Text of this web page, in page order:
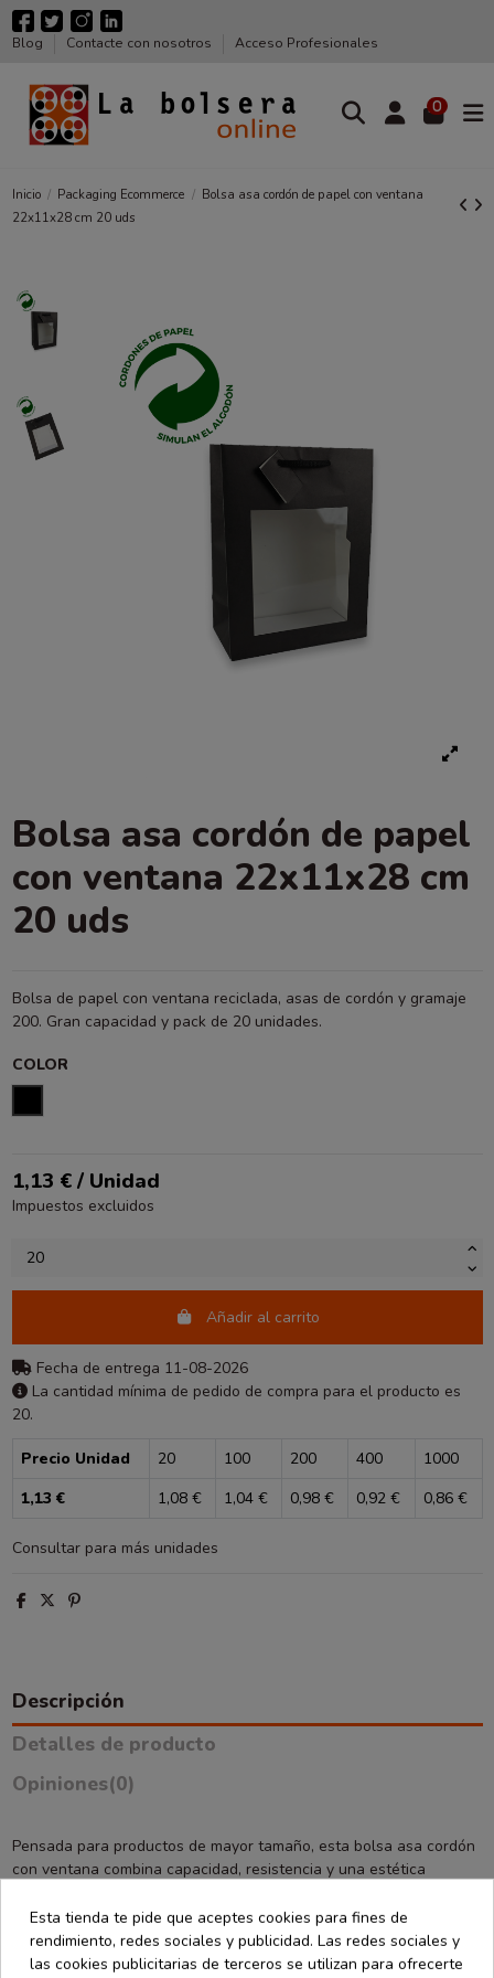
Blog Contacte con nosotros Acceso Profesionales
0
Inicio Packaging Ecommerce
Bolsa asa cordón de papel con ventana
22x11x28 cm 20 uds
Bolsa asa cordón de papel
con ventana 22x11x28 cm
20 uds
Bolsa de papel con ventana reciclada, asas de cordón y gramaje
200. Gran capacidad y pack de 20 unidades.
COLOR
1,13 € / Unidad
Impuestos excluidos
Añadir al carrito
Fecha de entrega 11-08-2026
La cantidad mínima de pedido de compra para el producto es
20.
Precio Unidad 20 100 200 400
1000
1,13 €
1,08 € 1,04 € 0,98 € 0,92 € 0,86 €
Consultar para más unidades
Descripción
Detalles de producto
Opiniones(0)
Pensada para productos de mayor tamaño, esta bolsa asa cordón
con ventana combina capacidad, resistencia y una estética
packaging más amplio sin renunciar a una imagen premium.
El papel de 200 gramos proporciona una estructura sólida, capaz
Esta tienda te pide que aceptes cookies para fines de
rendimiento, redes sociales y publicidad. Las redes sociales y
las cookies publicitarias de terceros se utilizan para ofrecerte